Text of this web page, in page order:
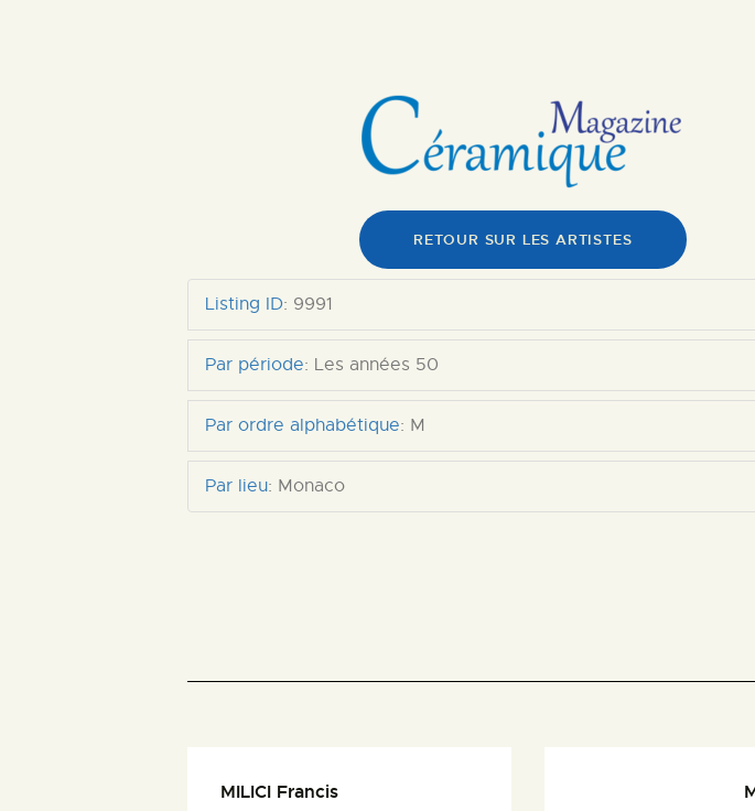
RETOUR SUR LES ARTISTES
Listing ID: 9991
Par période: Les années 50
Par ordre alphabétique: M
Par lieu: Monaco
MILICI Francis